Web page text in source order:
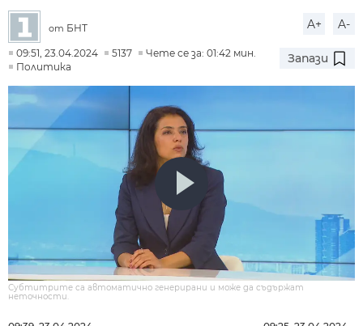
от БНТ A+ A-
09:51, 23.04.2024 5137
Чете се за: 01:42 мин.
Политика
Запази
Субтитрите са автоматично генерирани и може да съдържат
неточности.